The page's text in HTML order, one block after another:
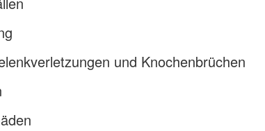
und Knochenbrüchen